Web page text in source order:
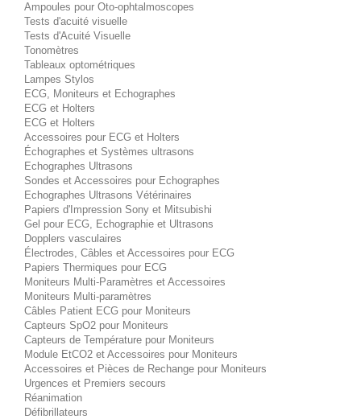
Ampoules pour Oto-ophtalmoscopes
Tests d'acuité visuelle
Tests d'Acuité Visuelle
Tonomètres
Tableaux optométriques
Lampes Stylos
ECG, Moniteurs et Echographes
ECG et Holters
ECG et Holters
Accessoires pour ECG et Holters
Échographes et Systèmes ultrasons
Echographes Ultrasons
Sondes et Accessoires pour Echographes
Echographes Ultrasons Vétérinaires
Papiers d'Impression Sony et Mitsubishi
Gel pour ECG, Echographie et Ultrasons
Dopplers vasculaires
Électrodes, Câbles et Accessoires pour ECG
Papiers Thermiques pour ECG
Moniteurs Multi-Paramètres et Accessoires
Moniteurs Multi-paramètres
Câbles Patient ECG pour Moniteurs
Capteurs SpO2 pour Moniteurs
Capteurs de Température pour Moniteurs
Module EtCO2 et Accessoires pour Moniteurs
Accessoires et Pièces de Rechange pour Moniteurs
Urgences et Premiers secours
Réanimation
Défibrillateurs